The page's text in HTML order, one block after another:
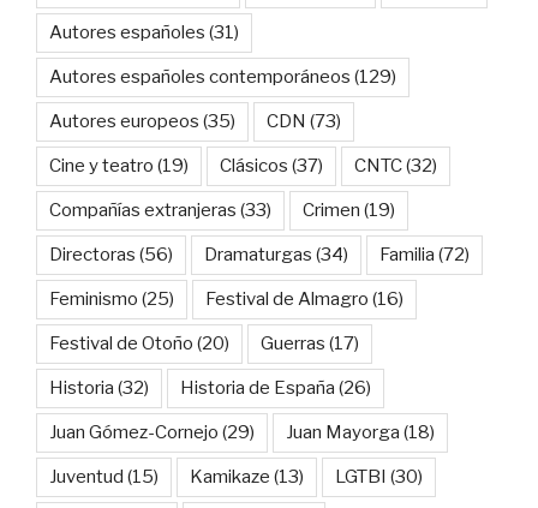
Autores españoles (31)
Autores españoles contemporáneos (129)
Autores europeos (35) CDN (73)
Cine y teatro (19) Clásicos (37) CNTC(32)
Compañías extranjeras (33) Crimen (19)
Directoras (56) Dramaturgas (34) Familia (72)
Feminismo (25) Festival de Almagro (16)
Festival de Otoño (20) Guerras (17)
Historia (32) Historia de España (26)
Juan Gómez-Cornejo (29) Juan Mayorga (18)
Juventud (15) Kamikaze (13) LGTBI (30)